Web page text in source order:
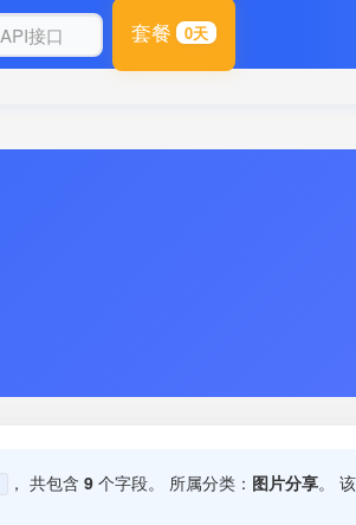
套餐 0天
， 共包含 9 个字段。 所属分类： 图片分享。